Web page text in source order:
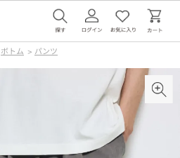
ボトム > パンツ